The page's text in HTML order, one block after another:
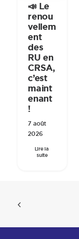
📣 Le
renou
vellem
ent
des
RU en
CRSA,
c’est
maint
enant
!
7 août
2026
Lire la
suite